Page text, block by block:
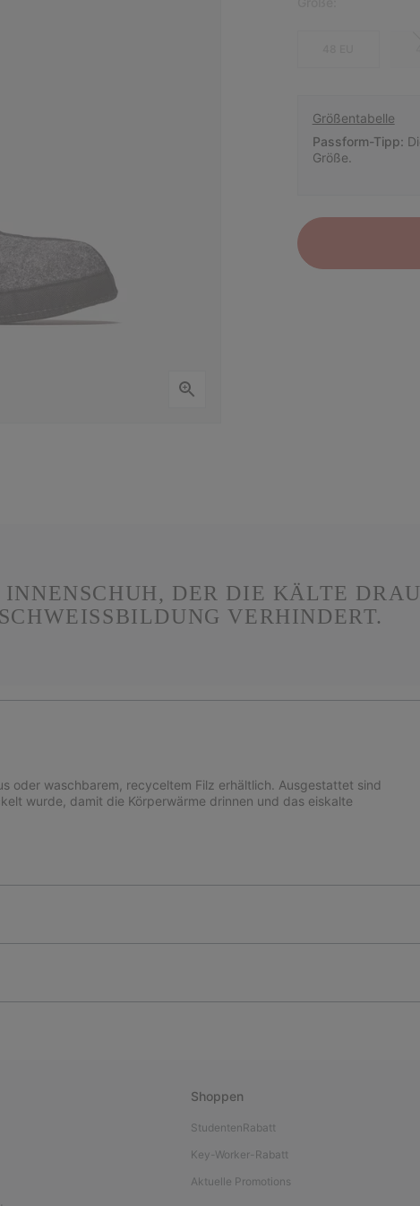
Größentabelle
Passform-Tipp:
Größe.
DER DIE KÄLTE
CHWEISSBILDUNG VERHINDERT.
oder waschbarem, recyceltem Filz erhältlich. Ausgestattet sind
wurde, damit die Körperwärme drinnen und das eiskalte
Shoppen
StudentenRabatt
Key-Worker-Rabatt
Aktuelle Promotions